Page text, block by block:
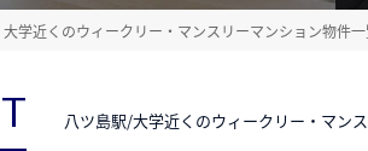
大学近くのウィークリー・マンスリーマンション物件
八ツ島駅/大学近くのウィークリー・マン